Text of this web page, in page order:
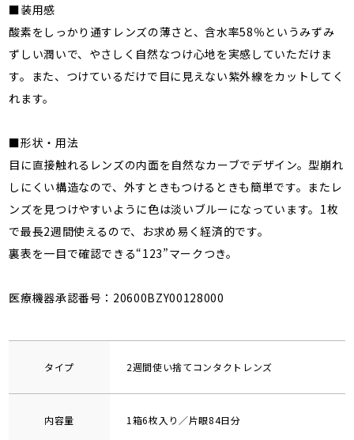
■装用感
酸素をしっかり通すレンズの薄さと、含水率58％というみずみ
ずしい潤いで、やさしく自然なつけ心地を実感していただけま
す。また、つけているだけで目に見えない紫外線をカットしてく
れます。
■形状・用法
目に直接触れるレンズの内面を自然なカーブでデザイン。型崩れ
しにくい構造なので、外すときもつけるときも簡単です。またレ
ンズを見つけやすいように色は淡いブルーになっています。1枚
で最長2週間使えるので、お求め易く経済的です。
裏表を一目で確認できる“123”マークつき。
医療機器承認番号：20600BZY00128000
タイプ 2週間使い捨てコンタクトレンズ
内容量 1箱6枚入り／片眼84日分